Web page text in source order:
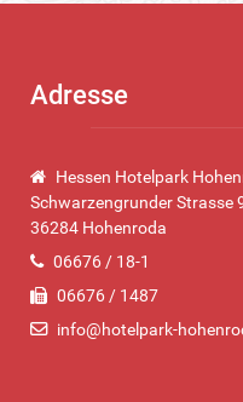
Adresse
Hessen Hotelpark
Schwarzengrunder Strasse
36284 Hohenroda
06676 / 18-1
06676 / 1487
info@hotelpark-